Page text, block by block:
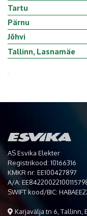
Tartu
Pärnu
Jõhvi
Tallinn, Lasnamäe
AS Esvika Elekter
Registrikood: 10166316
KMKR nr: EE100427897
A/A:
SWIFT kood/BIC:
Karjavälja tn 6, Tallinn,